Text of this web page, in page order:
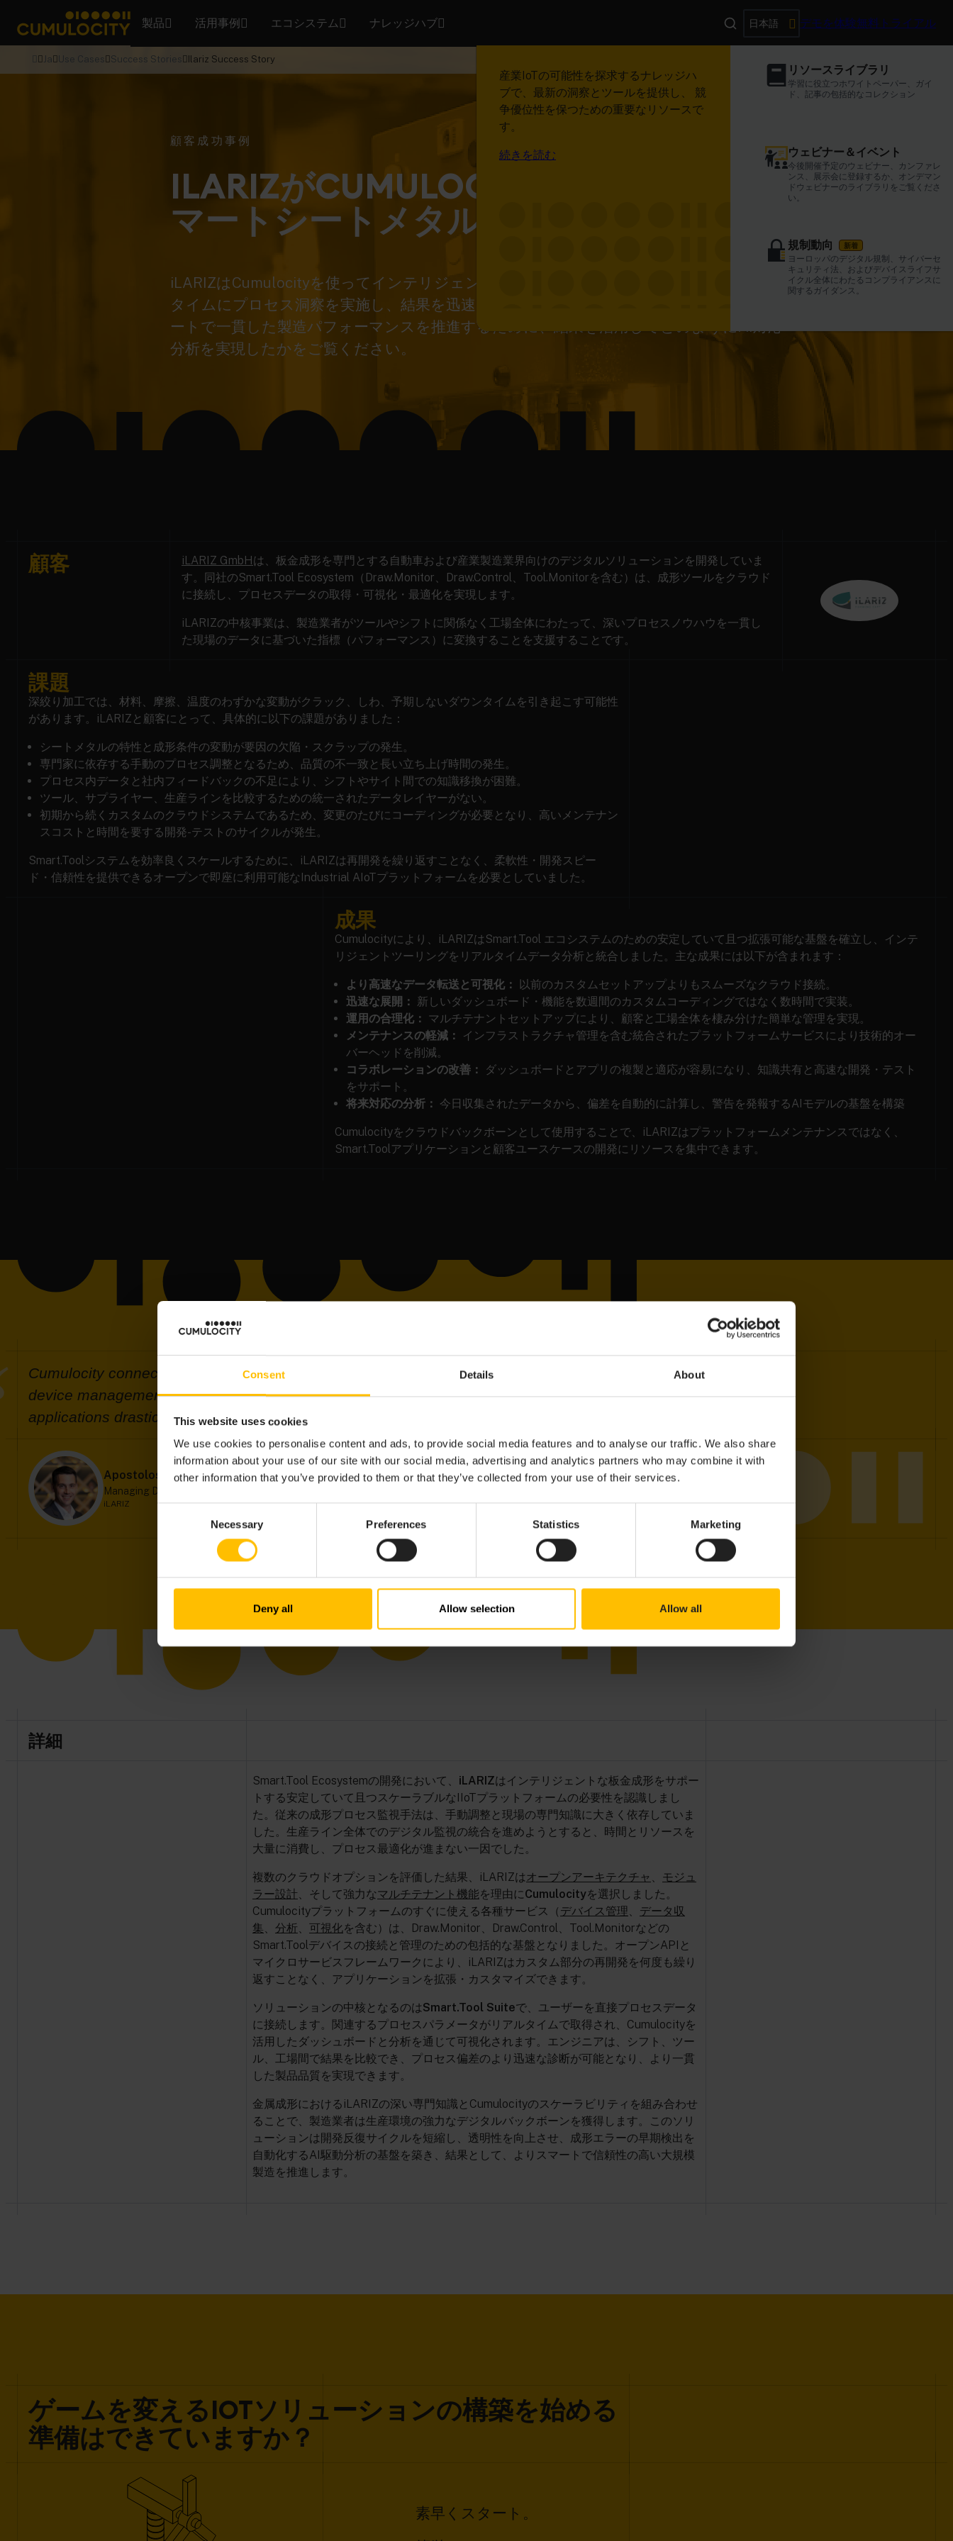
Consent Details About
This website uses cookies
We use cookies to personalise content and ads, to provide social media features and to analyse our traffic. We also share
information about your use of our site with our social media, advertising and analytics partners who may combine it with
other information that you’ve provided to them or that they’ve collected from your use of their services.
Necessary Preferences Statistics Marketing
Deny all Allow selection Allow all
CUMULOCITY
製品
理、分析を支援し、それを価値ある洞
察、運用効率の向上、デジタルサービス
に変換する方法をご紹介します。
アプリケーション
デバイス統合
thin-edge.io、すぐに使えるプロトコル
アダプター、またはSDKを使用したカス
Digital Twin Manager
デバイスから送信されるデータをビジネ
スコンテキストに組み込み、アセットと
相互依存関係をモデル化します。
ストリーミング分析
データストリームを分析して、アラーム
とアクションをリアルタイムで自動的に
発生させます。
活用事例
スマートコネクテッ
ド製品で成功する
デバイスデータを活用してビジネスを前
進させている実際のお客様の事例をお読
みください。
成功事例を読む
主な取り組み
AI/機械学習で運用効率化
IoTデータを活用したアルゴリズムを展
開し、より迅速な意思決定を可能とし、
予知保全
将来を見通し、計画外の機器停止が発生
する前に阻止します。
Vision AI
Vision AIでは、機械に対して、人間と
同じように視覚的に世界を「見て」理解
することを教えます。
エコシステム
バイダー、システムインテグレーター、
開発者のネットワークが、お客様のソリ
ューション作成をより迅速、簡単、そし
て高い信頼性で実現できるよう支援しま
す。
エコシステム
デバイスパートナー
IoTニーズに対応する認定デバイスを見
つけることができます。これらのデバイ
パートナーカタログ
専門家と提携して、ユースケースに明確
な提案を提供しながら、迅速な IoT 接続
ナレッジハブ
産業IoTの可能性を探求するナレッジハ
ブで、最新の洞察とツールを提供し、 競
争優位性を保つための重要なリソースで
す。
続きを読む
学習コンテンツ
リソースライブラリ
学習に役立つホワイトペーパー、ガイ
ド、記事の包括的なコレクション
ウェビナー＆イベント
今後開催予定のウェビナー、カンファレ
ンス、展示会に登録するか、オンデマン
ドウェビナーのライブラリをご覧くださ
い。
規制動向 新着
ヨーロッパのデジタル規制、サイバーセ
キュリティ法、およびデバイスライフサ
イクル全体にわたるコンプライアンスに
関するガイダンス。
デモを体験無料トライアル
Ja Use Cases Success Stories Ilariz Success Story
顧客成功事例
ILARIZがCUMULOCITYを活用してス
マートシートメタル成形を変革
iLARIZはCumulocityを使ってインテリジェント成形ツールをクラウドに接続し、リアル
タイムにプロセス洞察を実施し、結果を迅速に展開することを実現しました。よりスマ
ートで一貫した製造パフォーマンスを推進するために、結果を活用してどのようにAI対応
分析を実現したかをご覧ください。
顧客 iLARIZ GmbHは、板金成形を専門とする自動車および産業製造業界向けのデジタルソリューションを開発していま
す。同社のSmart.Tool Ecosystem（Draw.Monitor、Draw.Control、Tool.Monitorを含む）は、成形ツールをクラウド
に接続し、プロセスデータの取得・可視化・最適化を実現します。
iLARIZの中核事業は、製造業者がツールやシフトに関係なく工場全体にわたって、深いプロセスノウハウを一貫し
た現場のデータに基づいた指標（パフォーマンス）に変換することを支援することです。
課題
深絞り加工では、材料、摩擦、温度のわずかな変動がクラック、しわ、予期しないダウンタイムを引き起こす可能性
があります。iLARIZと顧客にとって、具体的に以下の課題がありました：
シートメタルの特性と成形条件の変動が要因の欠陥・スクラップの発生。
専門家に依存する手動のプロセス調整となるため、品質の不一致と長い立ち上げ時間の発生。
プロセス内データと社内フィードバックの不足により、シフトやサイト間での知識移換が困難。
ツール、サプライヤー、生産ラインを比較するための統一されたデータレイヤーがない。
初期から続くカスタムのクラウドシステムであるため、変更のたびにコーディングが必要となり、高いメンテナン
スコストと時間を要する開発-テストのサイクルが発生。
Smart.Toolシステムを効率良くスケールするために、iLARIZは再開発を繰り返すことなく、柔軟性・開発スピー
ド・信頼性を提供できるオープンで即座に利用可能なIndustrial AIoTプラットフォームを必要としていました。
成果
Cumulocityにより、iLARIZはSmart.Tool エコシステムのための安定していて且つ拡張可能な基盤を確立し、インテ
リジェントツーリングをリアルタイムデータ分析と統合しました。主な成果には以下が含まれます：
より高速なデータ転送と可視化：
以前のカスタムセットアップよりもスムーズなクラウド接続。
迅速な展開： 新しいダッシュボード・機能を数週間のカスタムコーディングではなく数時間で実装。
運用の合理化： マルチテナントセットアップにより、顧客と工場全体を棲み分けた簡単な管理を実現。
メンテナンスの軽減：
インフラストラクチャ管理を含む統合されたプラットフォームサービスにより技術的オー
バーヘッドを削減。
コラボレーションの改善：
ダッシュボードとアプリの複製と適応が容易になり、知識共有と高速な開発・テスト
をサポート。
将来対応の分析： 今日収集されたデータから、偏差を自動的に計算し、警告を発報するAIモデルの基盤を構築
Cumulocityをクラウドバックボーンとして使用することで、iLARIZはプラットフォームメンテナンスではなく、
Smart.Toolアプリケーションと顧客ユースケースの開発にリソースを集中できます。
Cumulocity connects our intelligent devices with a scalable cloud. The platform’s
device management, real-time analytics, and tools to create and integrate custom
applications drastically shortened our time-to-value.
Apostolos Papaioanu
Managing Director
iLARIZ
詳細
Smart.Tool Ecosystemの開発において、 iLARIZはインテリジェントな板金成形をサポー
トする安定していて且つスケーラブルなIIoTプラットフォームの必要性を認識しまし
た。従来の成形プロセス監視手法は、手動調整と現場の専門知識に大きく依存していま
した。生産ライン全体でのデジタル監視の統合を進めようとすると、時間とリソースを
大量に消費し、プロセス最適化が進まない一因でした。
複数のクラウドオプションを評価した結果、iLARIZはオープンアーキテクチャ 、 モジュ
ラー設計、そして強力なマルチテナント機能を理由にCumulocityを選択しました。
Cumulocityプラットフォームのすぐに使える各種サービス（ デバイス管理 、 データ収
集、 分析、 可視化を含む）は、Draw.Monitor、Draw.Control、Tool.Monitorなどの
Smart.Toolデバイスの接続と管理のための包括的な基盤となりました。オープンAPIと
マイクロサービスフレームワークにより、iLARIZはカスタム部分の再開発を何度も繰り
返すことなく、アプリケーションを拡張・カスタマイズできます。
ソリューションの中核となるのはSmart.Tool Suiteで、ユーザーを直接プロセスデータ
に接続します。関連するプロセスパラメータがリアルタイムで取得され、Cumulocityを
活用したダッシュボードと分析を通じて可視化されます。エンジニアは、シフト、ツー
ル、工場間で結果を比較でき、プロセス偏差のより迅速な診断が可能となり、より一貫
した製品品質を実現できます。
金属成形におけるiLARIZの深い専門知識とCumulocityのスケーラビリティを組み合わせ
ることで、製造業者は生産環境の強力なデジタルバックボーンを獲得します。このソリ
ューションは開発反復サイクルを短縮し、透明性を向上させ、成形エラーの早期検出を
自動化するAI駆動分析の基盤を築き、結果として、よりスマートで信頼性の高い大規模
製造を推進します。
ゲームを変えるIOTソリューションの構築を始める
準備はできていますか？
素早くスタート。